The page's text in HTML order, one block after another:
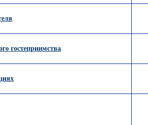
гостеприимства